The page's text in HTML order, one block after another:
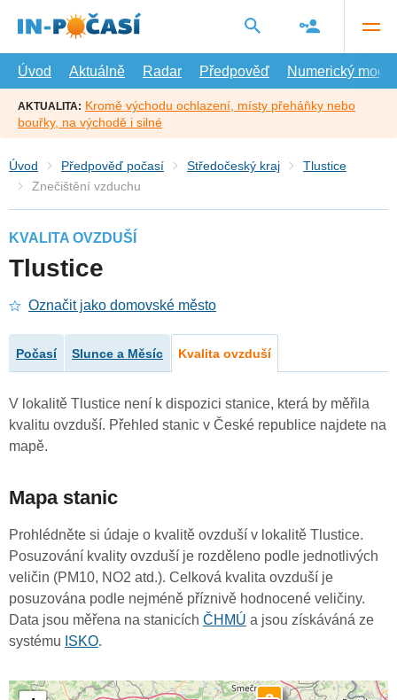
hlavní
Úvod
Aktuálně Radar Předpověď Numerický model
AKTUALITA: Kromě východu ochlazení, místy přeháňky nebo
bouřky, na východě i silné
Úvod Předpověď počasí Středočeský kraj
Tlustice
Znečištění vzduchu
KVALITA OVZDUŠÍ
Tlustice
Označit jako domovské město
Počasí Slunce a Měsíc Kvalita ovzduší
V lokalitě Tlustice není k dispozici stanice, která by měřila
kvalitu ovzduší. Přehled stanic v České republice najdete na
mapě.
Mapa stanic
Prohlédněte si údaje o kvalitě ovzduší v lokalitě Tlustice.
Posuzování kvality ovzduší je rozděleno podle jednotlivých
veličin (PM10, NO2 atd.). Celková kvalita ovzduší je
posuzována podle nejméně příznivě hodnocené veličiny.
Data jsou měřena na stanicích ČHMÚ a jsou získáváná ze
systému ISKO.